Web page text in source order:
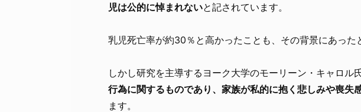
児は公的に悼まれないと記されています。
乳児死亡率が約30％と高かったことも、その背景にあった
しかし研究を主導するヨーク大学のモーリーン・キャロル
行為に関するものであり、家族が私的に抱く悲しみや喪失
ます。